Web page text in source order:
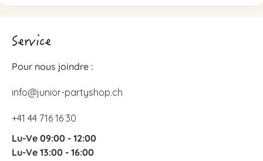
Service
Pour nous joindre :
info@junior-partyshop.ch
+41 44 716 16 30
Lu-Ve 09:00 - 12:00
Lu-Ve 13:00 - 16:00